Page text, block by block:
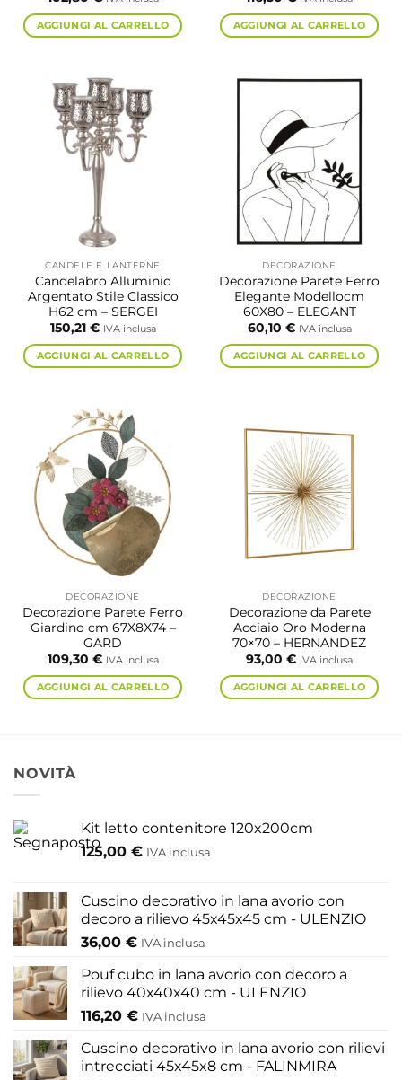
AGGIUNGI AL CARRELLO AGGIUNGI AL CARRELLO
CANDELE E LANTERNE
Candelabro Alluminio
Argentato Stile Classico
H62 cm – SERGEI
150,21 € IVA inclusa
AGGIUNGI AL CARRELLO
DECORAZIONE
Decorazione Parete Ferro
Elegante Modellocm
60X80 – ELEGANT
60,10 € IVA inclusa
AGGIUNGI AL CARRELLO
DECORAZIONE
Decorazione Parete Ferro
Giardino cm 67X8X74 –
GARD
109,30 € IVA inclusa
AGGIUNGI AL CARRELLO
DECORAZIONE
Decorazione da Parete
Acciaio Oro Moderna
70×70 – HERNANDEZ
93,00 € IVA inclusa
AGGIUNGI AL CARRELLO
NOVITÀ
Kit letto contenitore 120x200cm
125,00 € IVA inclusa
Cuscino decorativo in lana avorio con
decoro a rilievo 45x45x45 cm - ULENZIO
36,00 € IVA inclusa
Pouf cubo in lana avorio con decoro a
rilievo 40x40x40 cm - ULENZIO
116,20 € IVA inclusa
Cuscino decorativo in lana avorio con rilievi
intrecciati 45x45x8 cm - FALINMIRA